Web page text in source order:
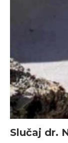
Slučaj dr.